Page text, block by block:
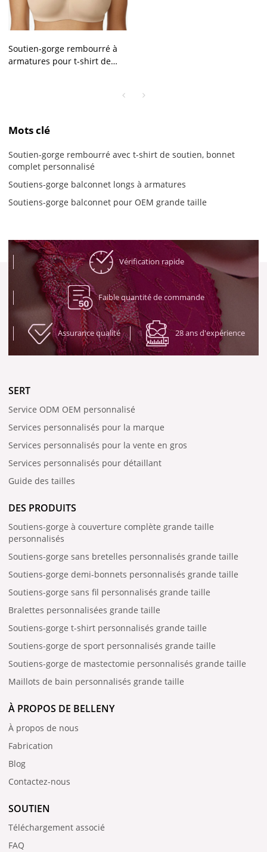
Soutien-gorge rembourré à
armatures pour t-shirt de
balconnet à la palangre, pour
Mots clé
Soutien-gorge rembourré avec t-shirt de soutien, bonnet
complet personnalisé
Soutiens-gorge balconnet longs à armatures
Soutiens-gorge balconnet pour OEM grande taille
Vérification rapide
Faible quantité de commande
Assurance qualité 28 ans d'expérience
SERT
Service ODM OEM personnalisé
Services personnalisés pour la marque
Services personnalisés pour la vente en gros
Services personnalisés pour détaillant
Guide des tailles
DES PRODUITS
Soutiens-gorge à couverture complète grande taille
personnalisés
Soutiens-gorge sans bretelles personnalisés grande taille
Soutiens-gorge demi-bonnets personnalisés grande taille
Soutiens-gorge sans fil personnalisés grande taille
Bralettes personnalisées grande taille
Soutiens-gorge t-shirt personnalisés grande taille
Soutiens-gorge de sport personnalisés grande taille
Soutiens-gorge de mastectomie personnalisés grande taille
Maillots de bain personnalisés grande taille
À PROPOS DE BELLENY
À propos de nous
Fabrication
Blog
Contactez-nous
SOUTIEN
Téléchargement associé
FAQ